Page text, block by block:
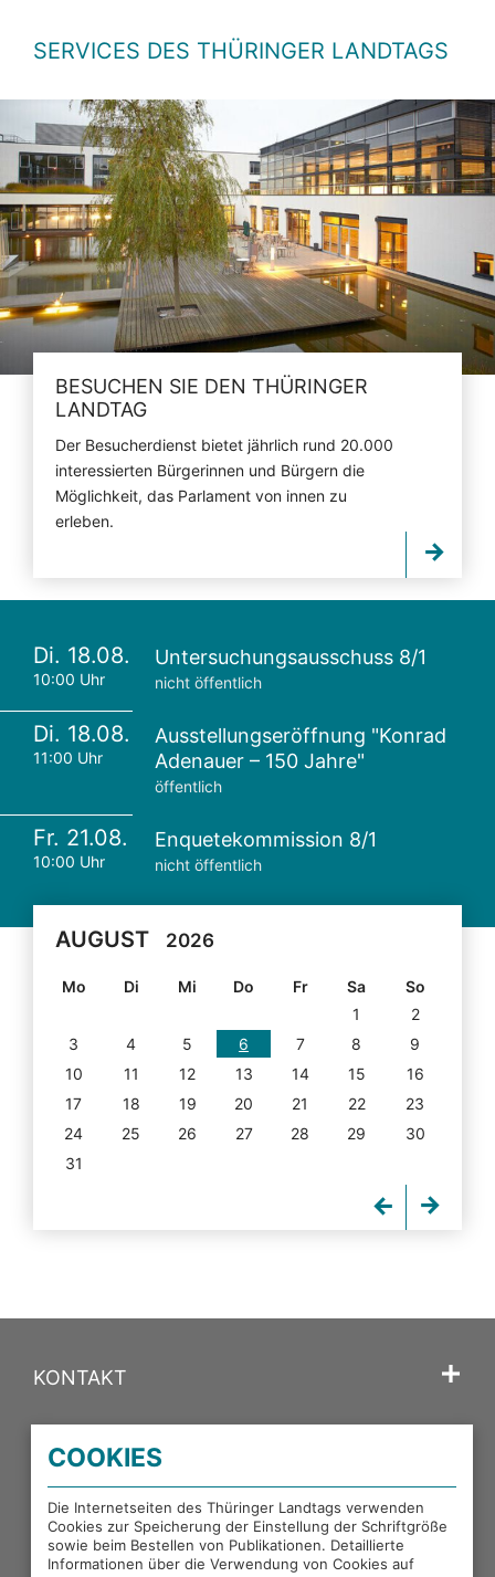
SERVICES DES THÜRINGER LANDTAGS
BESUCHEN SIE DEN THÜRINGER
LANDTAG
Der Besucherdienst bietet jährlich rund 20.000
interessierten Bürgerinnen und Bürgern die
Möglichkeit, das Parlament von innen zu
erleben.
Di. 18.08.
10:00 Uhr
Untersuchungsausschuss 8/1
nicht öffentlich
Di. 18.08.
11:00 Uhr
Ausstellungseröffnung "Konrad
Adenauer – 150 Jahre"
öffentlich
Fr. 21.08.
10:00 Uhr
Enquetekommission 8/1
nicht öffentlich
AUGUST 2026
Mo Di Mi Do Fr Sa
So
1
2
3
4 5 6 7 8
9
10
11 12 13 14 15
16
17
18 19 20 21 22
23
24
25 26 27 28 29
30
31
KONTAKT
PORTALE DES THÜRINGER LANDTAGS
EXTERNE LINKS
COOKIES
Die Internetseiten des Thüringer Landtags verwenden
Cookies zur Speicherung der Einstellung der Schriftgröße
sowie beim Bestellen von Publikationen. Detaillierte
Informationen über die Verwendung von Cookies auf